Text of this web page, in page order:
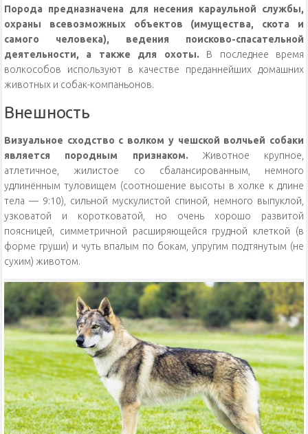
Порода предназначена для несения караульной службы,
охраны всевозможных объектов (имущества, скота и
самого человека), ведения поисково-спасательной
деятельности, а также для охоты. В последнее время
волкособов используют в качестве преданнейших домашних
животных и собак-компаньонов.
Внешность
Визуальное сходство с волком у чешской волчьей собаки
является породным признаком. Животное крупное,
атлетичное, жилистое со сбалансированным, немного
удлинённым туловищем (соотношение высоты в холке к длине
тела — 9:10), сильной мускулистой спиной, немного выпуклой,
узковатой и коротковатой, но очень хорошо развитой
поясницей, симметричной расширяющейся грудной клеткой (в
форме груши) и чуть впалым по бокам, упругим подтянутым (не
сухим) животом.